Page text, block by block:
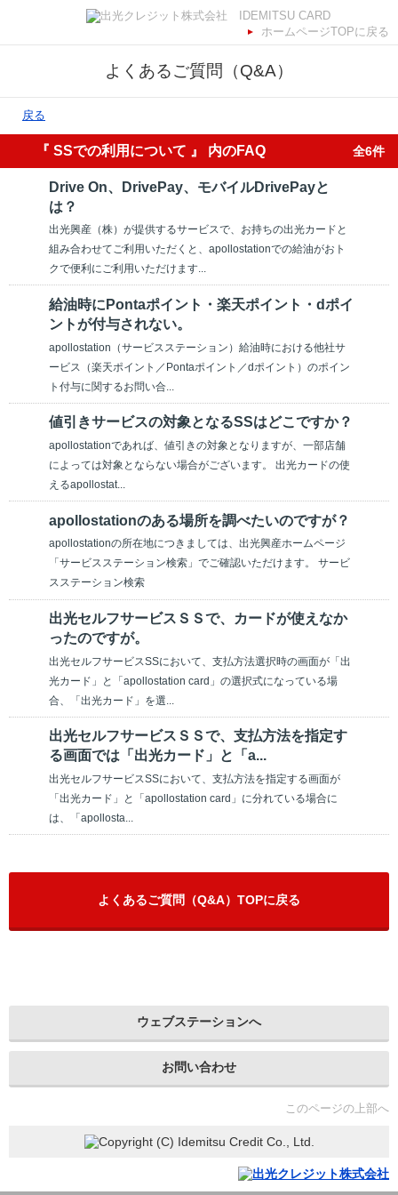
ホームページTOPに戻る
よくあるご質問（Q&A）
戻る
『 SSでの利用について 』 内のFAQ 全6件
Drive On、DrivePay、モバイルDrivePayと
は？
出光興産（株）が提供するサービスで、お持ちの出光カードと
組み合わせてご利用いただくと、apollostationでの給油がおト
クで便利にご利用いただけます...
給油時にPontaポイント・楽天ポイント・dポイ
ントが付与されない。
apollostation（サービスステーション）給油時における他社サ
ービス（楽天ポイント／Pontaポイント／dポイント）のポイン
ト付与に関するお問い合...
値引きサービスの対象となるSSはどこですか？
apollostationであれば、値引きの対象となりますが、一部店舗
によっては対象とならない場合がございます。 出光カードの使
えるapollostat...
apollostationのある場所を調べたいのですが？
apollostationの所在地につきましては、出光興産ホームページ
「サービスステーション検索」でご確認いただけます。 サービ
スステーション検索
出光セルフサービスＳＳで、カードが使えなか
ったのですが。
出光セルフサービスSSにおいて、支払方法選択時の画面が「出
光カード」と「apollostation card」の選択式になっている場
合、「出光カード」を選...
出光セルフサービスＳＳで、支払方法を指定す
る画面では「出光カード」と「a...
出光セルフサービスSSにおいて、支払方法を指定する画面が
「出光カード」と「apollostation card」に分れている場合に
は、「apollosta...
よくあるご質問（Q&A）TOPに戻る
ウェブステーションへ
お問い合わせ
このページの上部へ